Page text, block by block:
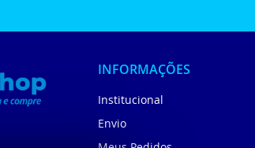
INFORMAÇÕES
Institucional
Envio